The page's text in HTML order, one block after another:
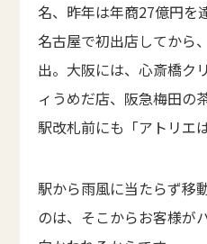
名、昨年は年商27億円を
名古屋で初出店してから
出。大阪には、心斎橋ク
ィうめだ店、阪急梅田の
駅改札前にも「アトリエ
駅から雨風に当たらず移
のは、そこからお客様が